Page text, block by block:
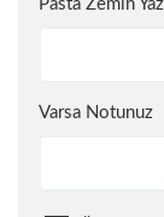
Pasta Zemin
Varsa Notunuz